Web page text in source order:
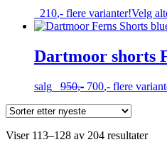
210,- flere varianter!Velg
Dartmoor shorts
salg 950,- Opprinnelig
700,-Nåværende
flere
Viser 113–128 av 204 resultater